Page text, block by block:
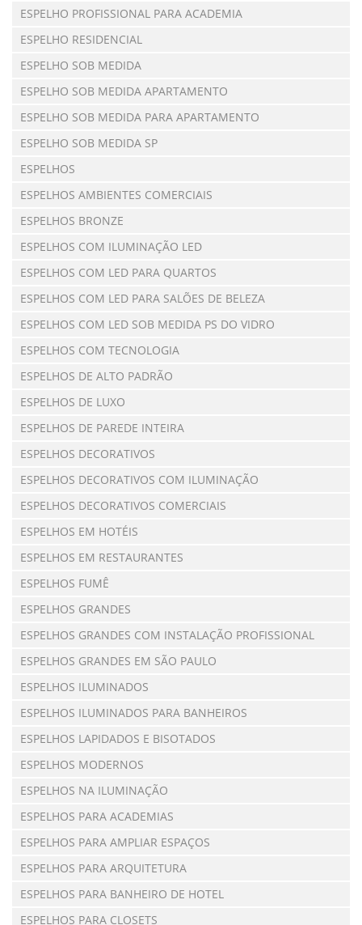
ESPELHO PROFISSIONAL PARA ACADEMIA
ESPELHO RESIDENCIAL
ESPELHO SOB MEDIDA
ESPELHO SOB MEDIDA APARTAMENTO
ESPELHO SOB MEDIDA PARA APARTAMENTO
ESPELHO SOB MEDIDA SP
ESPELHOS
ESPELHOS AMBIENTES COMERCIAIS
ESPELHOS BRONZE
ESPELHOS COM ILUMINAÇÃO LED
ESPELHOS COM LED PARA QUARTOS
ESPELHOS COM LED PARA SALÕES DE BELEZA
ESPELHOS COM LED SOB MEDIDA PS DO VIDRO
ESPELHOS COM TECNOLOGIA
ESPELHOS DE ALTO PADRÃO
ESPELHOS DE LUXO
ESPELHOS DE PAREDE INTEIRA
ESPELHOS DECORATIVOS
ESPELHOS DECORATIVOS COM ILUMINAÇÃO
ESPELHOS DECORATIVOS COMERCIAIS
ESPELHOS EM HOTÉIS
ESPELHOS EM RESTAURANTES
ESPELHOS FUMÊ
ESPELHOS GRANDES
ESPELHOS GRANDES COM INSTALAÇÃO PROFISSIONAL
ESPELHOS GRANDES EM SÃO PAULO
ESPELHOS ILUMINADOS
ESPELHOS ILUMINADOS PARA BANHEIROS
ESPELHOS LAPIDADOS E BISOTADOS
ESPELHOS MODERNOS
ESPELHOS NA ILUMINAÇÃO
ESPELHOS PARA ACADEMIAS
ESPELHOS PARA AMPLIAR ESPAÇOS
ESPELHOS PARA ARQUITETURA
ESPELHOS PARA BANHEIRO DE HOTEL
ESPELHOS PARA CLOSETS